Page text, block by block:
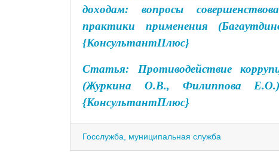
доходам: вопросы
практики применения
{КонсультантПлюс}
Статья: Противодействие
(Журкина О.В., Филиппова
{КонсультантПлюс}
Госслужба, муниципальная служба